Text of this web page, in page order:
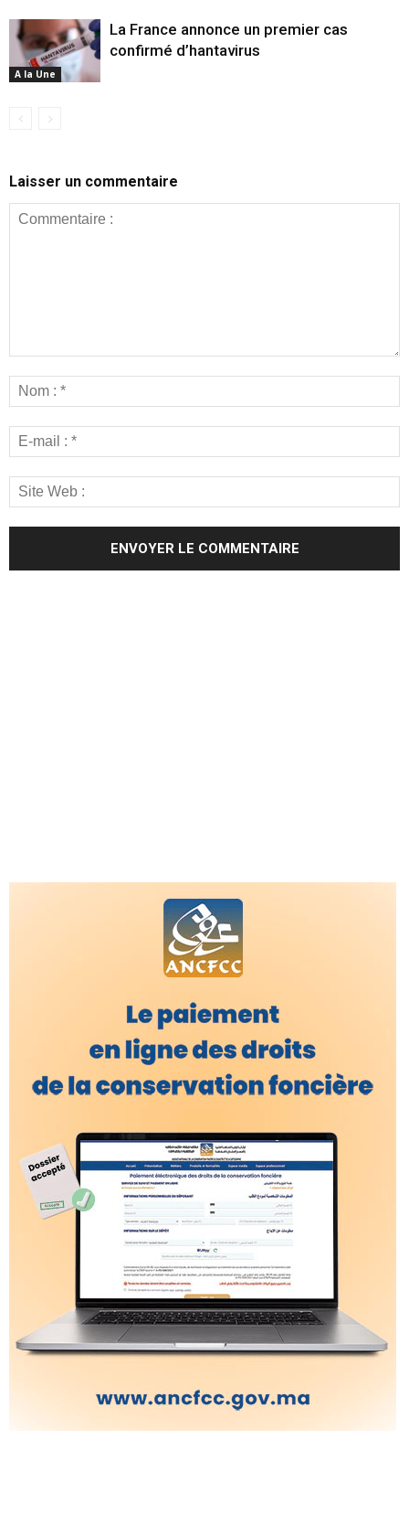
A la Une
La France annonce un premier cas
confirmé d’hantavirus
Laisser un commentaire